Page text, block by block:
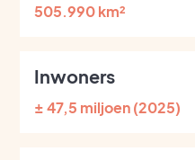
505.990 km²
Inwoners
± 47,5 miljoen (2025)